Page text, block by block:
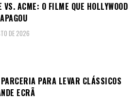
VS. ACME: O FILME QUE HOLLYWOOD
DE 2026
PARA LEVAR CLÁSSICOS
ECRÃ